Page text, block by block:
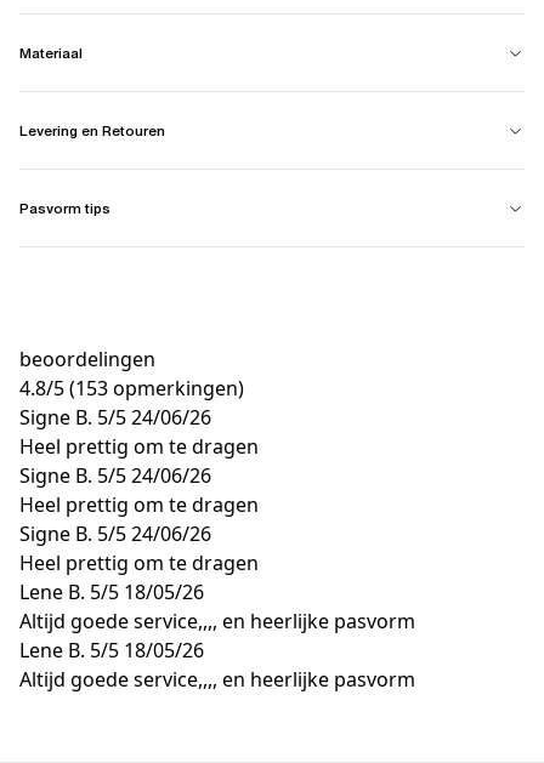
Materiaal
Levering en Retouren
Pasvorm tips
beoordelingen
4.8/5(153 opmerkingen)
Signe B. 5/524/06/26
Heel prettig om te dragen
Signe B. 5/524/06/26
Heel prettig om te dragen
Signe B. 5/524/06/26
Heel prettig om te dragen
Lene B. 5/5 18/05/26
Altijd goede service,,,, en heerlijke pasvorm
Lene B. 5/5 18/05/26
Altijd goede service,,,, en heerlijke pasvorm